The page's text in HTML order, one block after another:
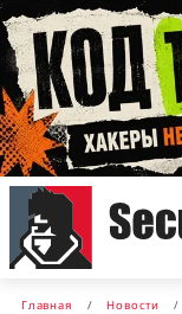
Главная Новости